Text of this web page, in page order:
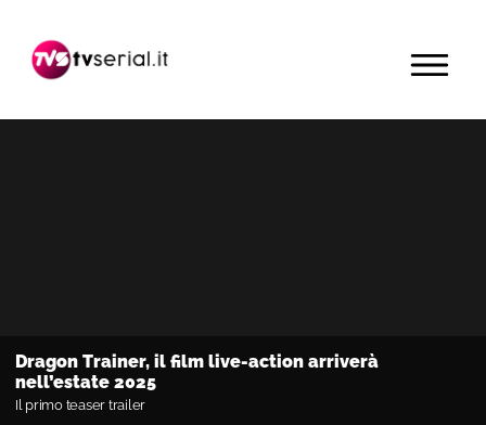
navigazione
contenuto
barra
primaria
MENU
Dragon Trainer, il film live-action arriverà
nell’estate 2025
Il primo teaser trailer